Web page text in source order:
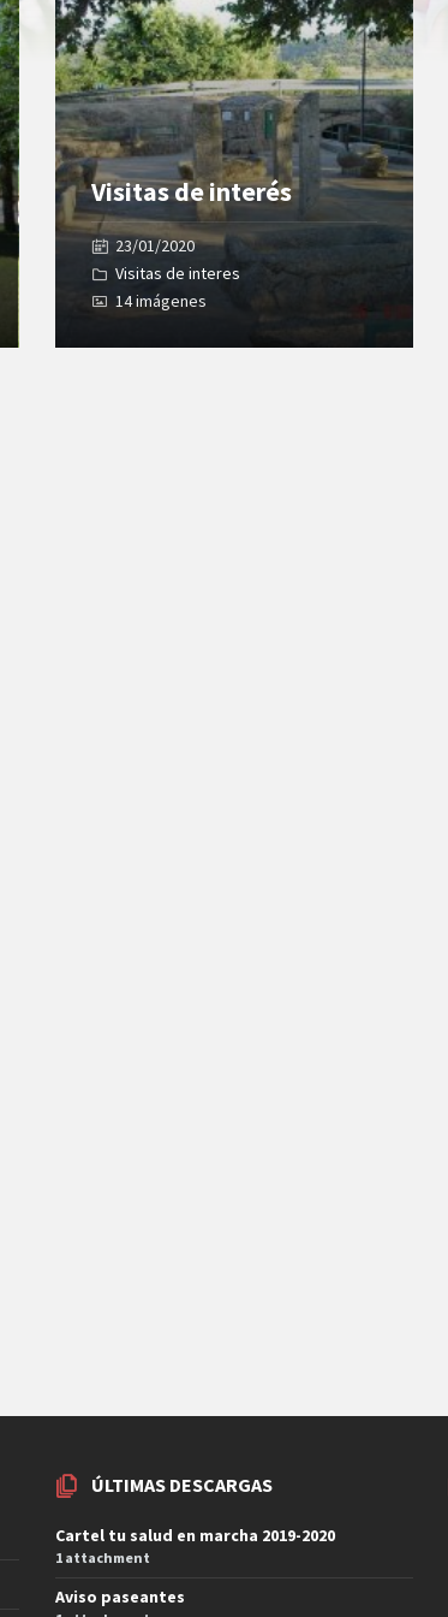
Visitas de interés
23/01/2020
Visitas de interes
14 imágenes
ÚLTIMAS DESCARGAS
Cartel tu salud en marcha 2019-2020
1 attachment
Aviso paseantes